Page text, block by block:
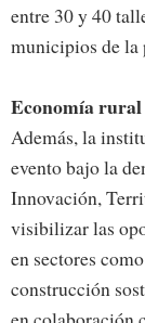
entre 30 y 40
municipios de la
Economía
Además, la
evento bajo la
Innovación,
visibilizar las
en sectores
construcción